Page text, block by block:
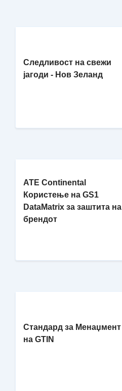
Следливост на свежи
јагоди - Нов Зеланд
ATE Continental
Користење на GS1
DataMatrix за заштита на
брендот
Стандард за Менаџмент
на GTIN